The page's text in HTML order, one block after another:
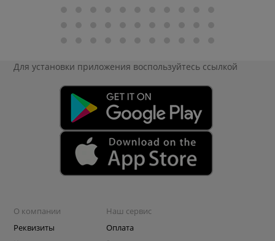
Для установки приложения воспользуйтесь ссылкой
О компании
Реквизиты
Наш сервис
Оплата